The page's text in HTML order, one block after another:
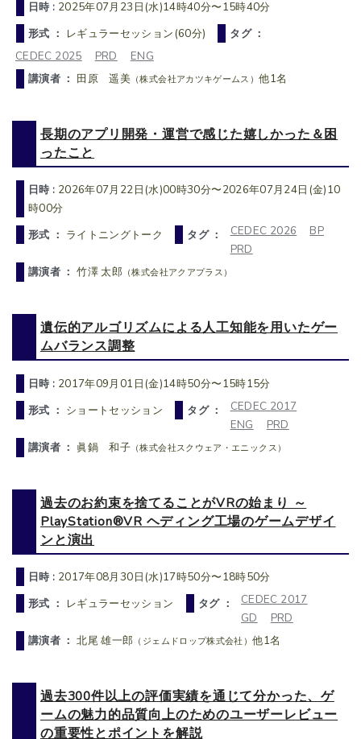
日時 : 2025年07月23日(水)14時40分〜15時40分
形式 ： レギュラーセッション(60分)
タグ ：
CEDEC 2025
PRD
ENG
講演者 ： 田原 遥美 （株式会社アカツキゲームス）他1名
長期のアプリ開発・運営で感じた嬉しかった＆困
ったこと
日時 : 2026年07月22日(水)00時30分〜2026年07月24日(金)10
時00分
形式 ： ライトニングトーク タグ ： CEDEC 2026
BP
PRD
講演者 ：竹澤 太郎 （株式会社アクアプラス）
遺伝的アルゴリズムによる人工知能を用いたゲー
ムバランス調整
日時 : 2017年09月01日(金)14時50分〜15時15分
形式 ： ショートセッション タグ ：
CEDEC 2017
ENG
PRD
講演者 ： 眞鍋 和子 （株式会社スクウェア・エニックス）
過去のお約束を捨てることがVRの始まり ～
PlayStation®VR ヘディング工場のゲームデザイ
ンと演出
日時 : 2017年08月30日(水)17時50分〜18時50分
形式 ： レギュラーセッション タグ ：
CEDEC 2017
GD
PRD
講演者 ：北尾 雄一郎 （ジェムドロップ株式会社）他1名
過去300件以上の評価実績を通じて分かった、ゲ
ームの魅力的品質向上のためのユーザーレビュー
の重要性とポイントを解説